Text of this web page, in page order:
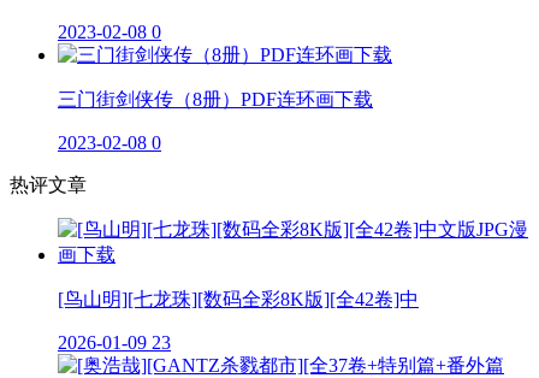
2023-02-08 0
三门街剑侠传（8册）PDF连环画下载
2023-02-08 0
热评文章
[鸟山明][七龙珠][数码全彩8K版][全42卷]中
2026-01-09 23